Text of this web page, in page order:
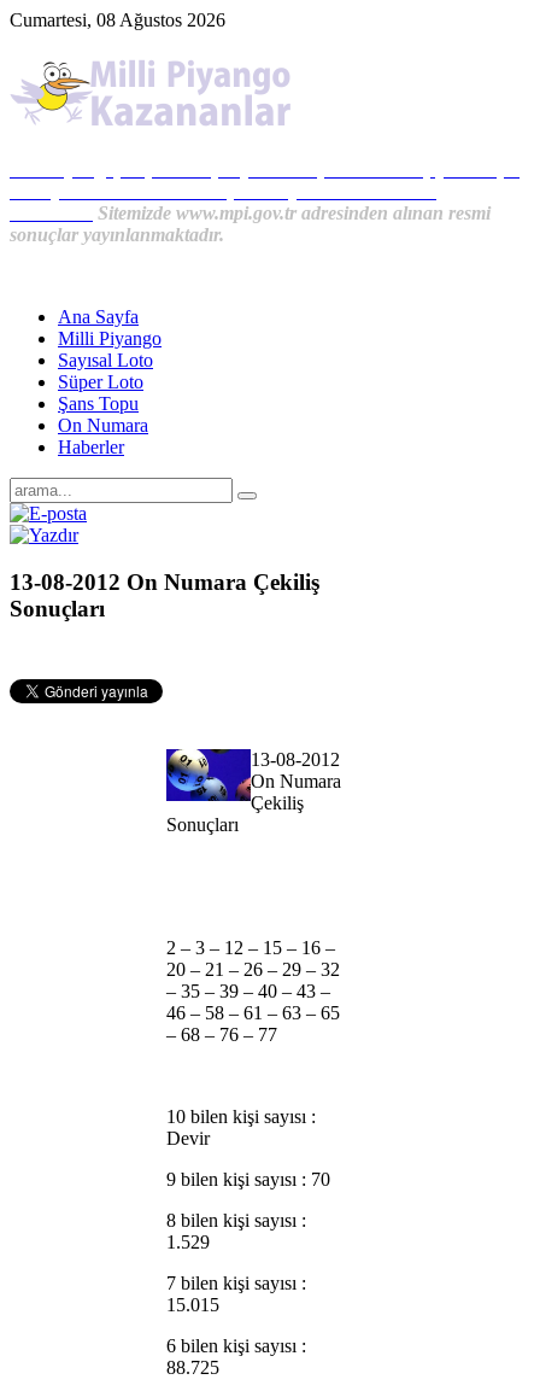
Cumartesi, 08 Ağustos 2026
Sitemizde www.mpi.gov.tr adresinden alınan resmi
sonuçlar yayınlanmaktadır.
Ana Sayfa
Milli Piyango
Sayısal Loto
Süper Loto
Şans Topu
On Numara
Haberler
13-08-2012 On Numara Çekiliş
Sonuçları
13-08-2012
On Numara
Çekiliş
Sonuçları
2 – 3 – 12 – 15 – 16 –
20 – 21 – 26 – 29 – 32
– 35 – 39 – 40 – 43 –
46 – 58 – 61 – 63 – 65
– 68 – 76 – 77
10 bilen kişi sayısı :
Devir
9 bilen kişi sayısı : 70
8 bilen kişi sayısı :
1.529
7 bilen kişi sayısı :
15.015
6 bilen kişi sayısı :
88.725